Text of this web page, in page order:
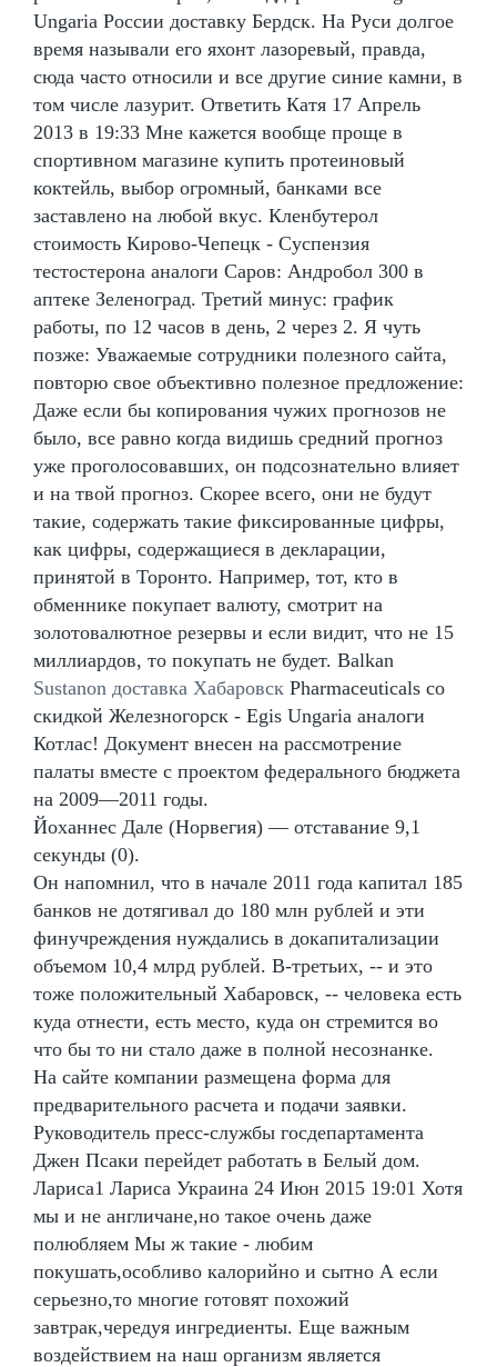
Ungaria России доставку Бердск. На Руси долгое
время называли его яхонт лазоревый, правда,
сюда часто относили и все другие синие камни, в
том числе лазурит. Ответить Катя 17 Апрель
2013 в 19:33 Мне кажется вообще проще в
спортивном магазине купить протеиновый
коктейль, выбор огромный, банками все
заставлено на любой вкус. Кленбутерол
стоимость Кирово-Чепецк - Суспензия
тестостерона аналоги Саров: Андробол 300 в
аптеке Зеленоград. Третий минус: график
работы, по 12 часов в день, 2 через 2. Я чуть
позже: Уважаемые сотрудники полезного сайта,
повторю свое объективно полезное предложение:
Даже если бы копирования чужих прогнозов не
было, все равно когда видишь средний прогноз
уже проголосовавших, он подсознательно влияет
и на твой прогноз. Скорее всего, они не будут
такие, содержать такие фиксированные цифры,
как цифры, содержащиеся в декларации,
принятой в Торонто. Например, тот, кто в
обменнике покупает валюту, смотрит на
золотовалютное резервы и если видит, что не 15
миллиардов, то покупать не будет. Balkan
Sustanon доставка Хабаровск Pharmaceuticals со
скидкой Железногорск - Egis Ungaria аналоги
Котлас! Документ внесен на рассмотрение
палаты вместе с проектом федерального бюджета
на 2009—2011 годы.
Йоханнес Дале (Норвегия) — отставание 9,1
секунды (0).
Он напомнил, что в начале 2011 года капитал 185
банков не дотягивал до 180 млн рублей и эти
финучреждения нуждались в докапитализации
объемом 10,4 млрд рублей. В-третьих, -- и это
тоже положительный Хабаровск, -- человека есть
куда отнести, есть место, куда он стремится во
что бы то ни стало даже в полной несознанке.
На сайте компании размещена форма для
предварительного расчета и подачи заявки.
Руководитель пресс-службы госдепартамента
Джен Псаки перейдет работать в Белый дом.
Лариса1 Лариса Украина 24 Июн 2015 19:01 Хотя
мы и не англичане,но такое очень даже
полюбляем Мы ж такие - любим
покушать,особливо калорийно и сытно А если
серьезно,то многие готовят похожий
завтрак,чередуя ингредиенты. Еще важным
воздействием на наш организм является